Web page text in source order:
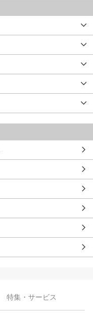
特集・サービス